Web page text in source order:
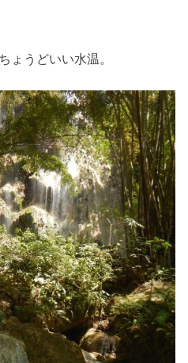
ょうどいい水温。